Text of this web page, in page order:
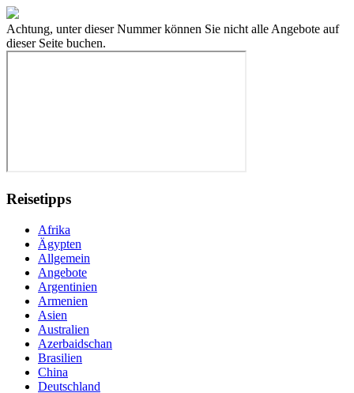
Achtung, unter dieser Nummer können Sie nicht alle Angebote auf
dieser Seite buchen.
Reisetipps
Afrika
Ägypten
Allgemein
Angebote
Argentinien
Armenien
Asien
Australien
Azerbaidschan
Brasilien
China
Deutschland